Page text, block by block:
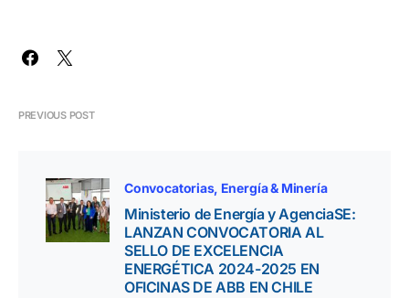
PREVIOUS POST
Convocatorias Energía & Minería
Ministerio de Energía y AgenciaSE:
LANZAN CONVOCATORIA AL
SELLO DE EXCELENCIA
ENERGÉTICA 2024-2025 EN
OFICINAS DE ABB EN CHILE